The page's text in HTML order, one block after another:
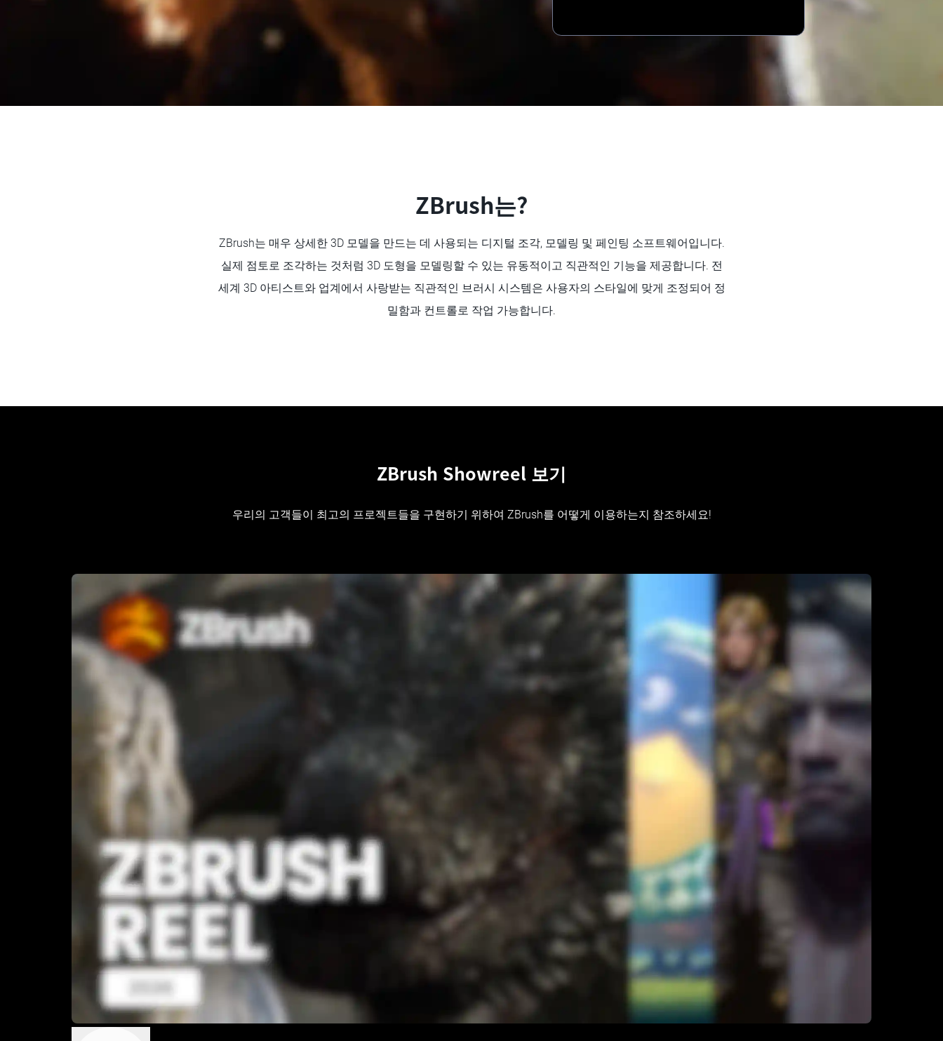
ZBrush는?
ZBrush는 매우 상세한 3D 모델을 만드는 데 사용되는 디지털 조각, 모델링 및 페인팅 소프트웨어입니다.
실제 점토로 조각하는 것처럼 3D 도형을 모델링할 수 있는 유동적이고 직관적인 기능을 제공합니다. 전
세계 3D 아티스트와 업계에서 사랑받는 직관적인 브러시 시스템은 사용자의 스타일에 맞게 조정되어 정
밀함과 컨트롤로 작업 가능합니다.
ZBrush Showreel 보기
우리의 고객들이 최고의 프로젝트들을 구현하기 위하여 ZBrush를 어떻게 이용하는지 참조하세요!